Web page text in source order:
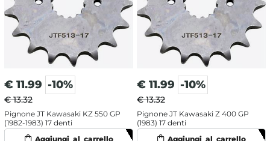
€ 11.99 -10%
€ 13.32
Pignone JT Kawasaki KZ 550 GP
(1982-1983) 17 denti
€ 11.99 -10%
€ 13.32
Pignone JT Kawasaki Z 400 GP
(1983) 17 denti